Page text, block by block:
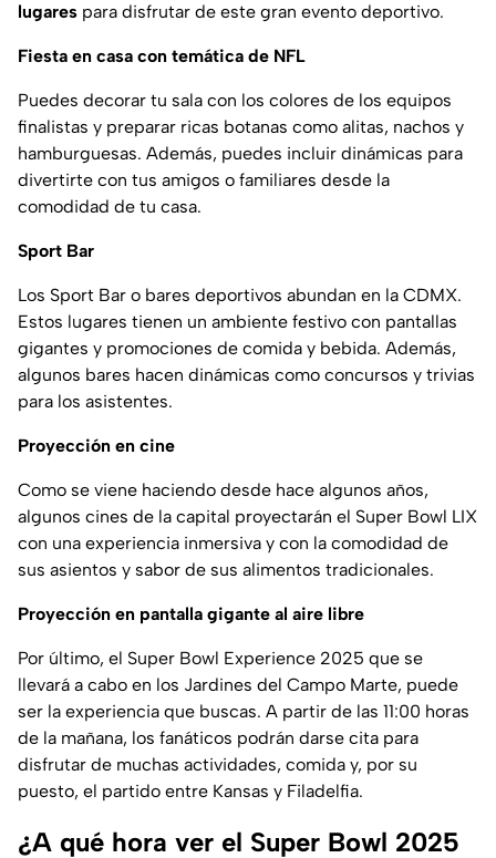
lugares para disfrutar de este gran evento deportivo.
Fiesta en casa con temática de NFL
Puedes decorar tu sala con los colores de los equipos
finalistas y preparar ricas botanas como alitas, nachos y
hamburguesas. Además, puedes incluir dinámicas para
divertirte con tus amigos o familiares desde la
comodidad de tu casa.
Sport Bar
Los Sport Bar o bares deportivos abundan en la CDMX.
Estos lugares tienen un ambiente festivo con pantallas
gigantes y promociones de comida y bebida. Además,
algunos bares hacen dinámicas como concursos y trivias
para los asistentes.
Proyección en cine
Como se viene haciendo desde hace algunos años,
algunos cines de la capital proyectarán el Super Bowl LIX
con una experiencia inmersiva y con la comodidad de
sus asientos y sabor de sus alimentos tradicionales.
Proyección en pantalla gigante al aire libre
Por último, el Super Bowl Experience 2025 que se
llevará a cabo en los Jardines del Campo Marte, puede
ser la experiencia que buscas. A partir de las 11:00 horas
de la mañana, los fanáticos podrán darse cita para
disfrutar de muchas actividades, comida y, por su
puesto, el partido entre Kansas y Filadelfia.
¿A qué hora ver el Super Bowl 2025